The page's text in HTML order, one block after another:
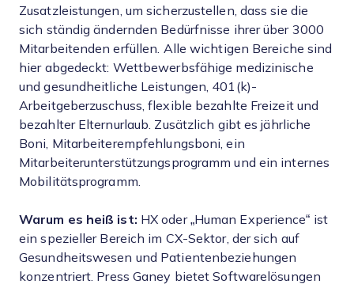
Zusatzleistungen, um sicherzustellen, dass sie die
sich ständig ändernden Bedürfnisse ihrer über 3000
Mitarbeitenden erfüllen. Alle wichtigen Bereiche sind
hier abgedeckt: Wettbewerbsfähige medizinische
und gesundheitliche Leistungen, 401(k)-
Arbeitgeberzuschuss, flexible bezahlte Freizeit und
bezahlter Elternurlaub. Zusätzlich gibt es jährliche
Boni, Mitarbeiterempfehlungsboni, ein
Mitarbeiterunterstützungsprogramm und ein internes
Mobilitätsprogramm.
Warum es heiß ist: HX oder „Human Experience“ ist
ein spezieller Bereich im CX-Sektor, der sich auf
Gesundheitswesen und Patientenbeziehungen
konzentriert. Press Ganey bietet Softwarelösungen